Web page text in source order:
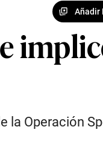
Añadir
la Operación